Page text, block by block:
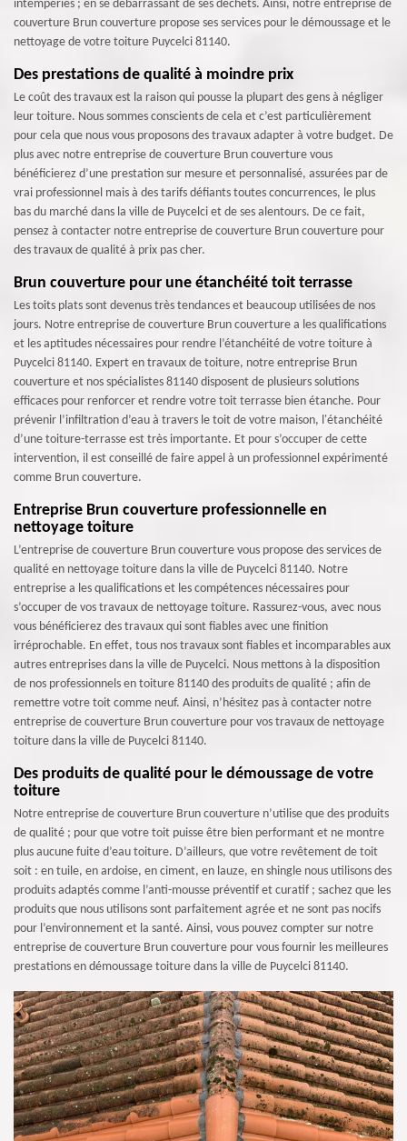
intempéries ; en se débarrassant de ses déchets. Ainsi, notre entreprise de
couverture Brun couverture propose ses services pour le démoussage et le
nettoyage de votre toiture Puycelci 81140.
Des prestations de qualité à moindre prix
Le coût des travaux est la raison qui pousse la plupart des gens à négliger
leur toiture. Nous sommes conscients de cela et c’est particulièrement
pour cela que nous vous proposons des travaux adapter à votre budget. De
plus avec notre entreprise de couverture Brun couverture vous
bénéficierez d’une prestation sur mesure et personnalisé, assurées par de
vrai professionnel mais à des tarifs défiants toutes concurrences, le plus
bas du marché dans la ville de Puycelci et de ses alentours. De ce fait,
pensez à contacter notre entreprise de couverture Brun couverture pour
des travaux de qualité à prix pas cher.
Brun couverture pour une étanchéité toit terrasse
Les toits plats sont devenus très tendances et beaucoup utilisées de nos
jours. Notre entreprise de couverture Brun couverture a les qualifications
et les aptitudes nécessaires pour rendre l’étanchéité de votre toiture à
Puycelci 81140. Expert en travaux de toiture, notre entreprise Brun
couverture et nos spécialistes 81140 disposent de plusieurs solutions
efficaces pour renforcer et rendre votre toit terrasse bien étanche. Pour
prévenir l’infiltration d’eau à travers le toit de votre maison, l'étanchéité
d’une toiture-terrasse est très importante. Et pour s’occuper de cette
intervention, il est conseillé de faire appel à un professionnel expérimenté
comme Brun couverture.
Entreprise Brun couverture professionnelle en
nettoyage toiture
L’entreprise de couverture Brun couverture vous propose des services de
qualité en nettoyage toiture dans la ville de Puycelci 81140. Notre
entreprise a les qualifications et les compétences nécessaires pour
s’occuper de vos travaux de nettoyage toiture. Rassurez-vous, avec nous
vous bénéficierez des travaux qui sont fiables avec une finition
irréprochable. En effet, tous nos travaux sont fiables et incomparables aux
autres entreprises dans la ville de Puycelci. Nous mettons à la disposition
de nos professionnels en toiture 81140 des produits de qualité ; afin de
remettre votre toit comme neuf. Ainsi, n’hésitez pas à contacter notre
entreprise de couverture Brun couverture pour vos travaux de nettoyage
toiture dans la ville de Puycelci 81140.
Des produits de qualité pour le démoussage de votre
toiture
Notre entreprise de couverture Brun couverture n’utilise que des produits
de qualité ; pour que votre toit puisse être bien performant et ne montre
plus aucune fuite d’eau toiture. D’ailleurs, que votre revêtement de toit
soit : en tuile, en ardoise, en ciment, en lauze, en shingle nous utilisons des
produits adaptés comme l’anti-mousse préventif et curatif ; sachez que les
produits que nous utilisons sont parfaitement agrée et ne sont pas nocifs
pour l’environnement et la santé. Ainsi, vous pouvez compter sur notre
entreprise de couverture Brun couverture pour vous fournir les meilleures
prestations en démoussage toiture dans la ville de Puycelci 81140.